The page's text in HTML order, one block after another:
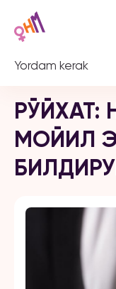
Yordam kerak
РЎЙХАТ:
МОЙИЛ